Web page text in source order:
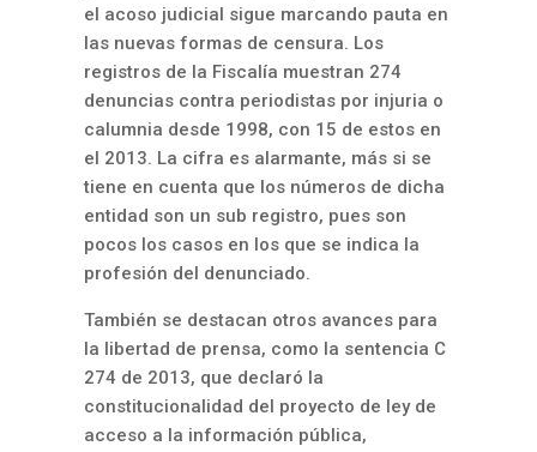
el acoso judicial sigue marcando pauta en
las nuevas formas de censura. Los
registros de la Fiscalía muestran 274
denuncias contra periodistas por injuria o
calumnia desde 1998, con 15 de estos en
el 2013. La cifra es alarmante, más si se
tiene en cuenta que los números de dicha
entidad son un sub registro, pues son
pocos los casos en los que se indica la
profesión del denunciado.
También se destacan otros avances para
la libertad de prensa, como la sentencia C
274 de 2013, que declaró la
constitucionalidad del proyecto de ley de
acceso a la información pública,